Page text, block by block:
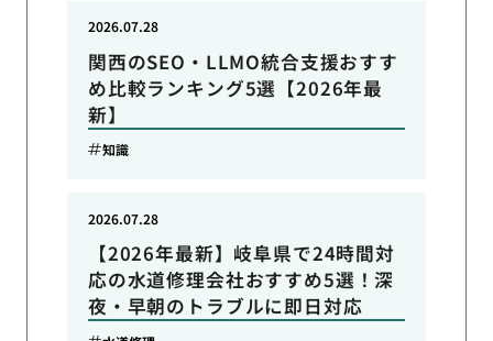
関西のSEO・LLMO統合支援おすす
め比較ランキング5選【2026年最
新】
2026.07.28
知識
【2026年最新】岐阜県で24時間対
応の水道修理会社おすすめ5選！深
夜・早朝のトラブルに即日対応
2026.07.28